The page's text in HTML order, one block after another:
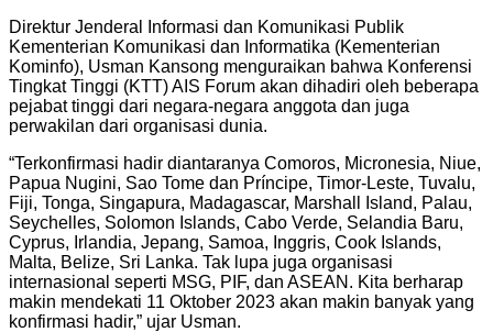
Direktur Jenderal Informasi dan Komunikasi Publik
Kementerian Komunikasi dan Informatika (Kementerian
Kominfo), Usman Kansong menguraikan bahwa Konferensi
Tingkat Tinggi (KTT) AIS Forum akan dihadiri oleh beberapa
pejabat tinggi dari negara-negara anggota dan juga
perwakilan dari organisasi dunia.
“Terkonfirmasi hadir diantaranya Comoros, Micronesia, Niue,
Papua Nugini, Sao Tome dan Príncipe, Timor-Leste, Tuvalu,
Fiji, Tonga, Singapura, Madagascar, Marshall Island, Palau,
Seychelles, Solomon Islands, Cabo Verde, Selandia Baru,
Cyprus, Irlandia, Jepang, Samoa, Inggris, Cook Islands,
Malta, Belize, Sri Lanka. Tak lupa juga organisasi
internasional seperti MSG, PIF, dan ASEAN. Kita berharap
makin mendekati 11 Oktober 2023 akan makin banyak yang
konfirmasi hadir,” ujar Usman.